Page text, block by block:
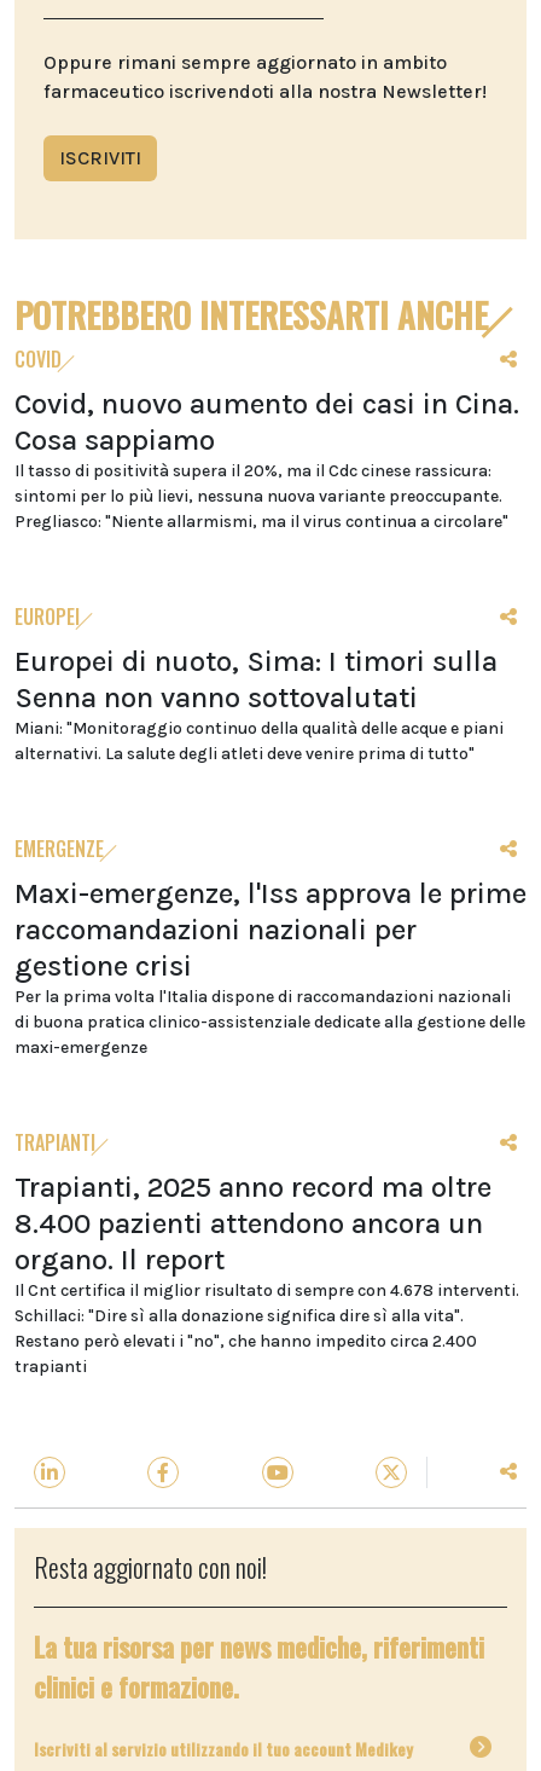
Oppure rimani sempre aggiornato in ambito
farmaceutico iscrivendoti alla nostra Newsletter!
ISCRIVITI
POTREBBERO INTERESSARTI ANCHE
COVID
Covid, nuovo aumento dei casi in Cina.
Cosa sappiamo
Il tasso di positività supera il 20%, ma il Cdc cinese rassicura:
sintomi per lo più lievi, nessuna nuova variante preoccupante.
Pregliasco: "Niente allarmismi, ma il virus continua a circolare"
EUROPEI
Europei di nuoto, Sima: I timori sulla
Senna non vanno sottovalutati
Miani: "Monitoraggio continuo della qualità delle acque e piani
alternativi. La salute degli atleti deve venire prima di tutto"
EMERGENZE
Maxi-emergenze, l'Iss approva le prime
raccomandazioni nazionali per
gestione crisi
Per la prima volta l'Italia dispone di raccomandazioni nazionali
di buona pratica clinico-assistenziale dedicate alla gestione delle
maxi-emergenze
TRAPIANTI
Trapianti, 2025 anno record ma oltre
8.400 pazienti attendono ancora un
organo. Il report
Il Cnt certifica il miglior risultato di sempre con 4.678 interventi.
Schillaci: "Dire sì alla donazione significa dire sì alla vita".
Restano però elevati i "no", che hanno impedito circa 2.400
trapianti
Resta aggiornato con noi!
La tua risorsa per news mediche, riferimenti
clinici e formazione.
Iscriviti al servizio utilizzando il tuo account Medikey